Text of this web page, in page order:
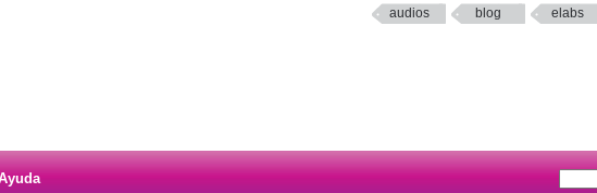
audios blog elabs